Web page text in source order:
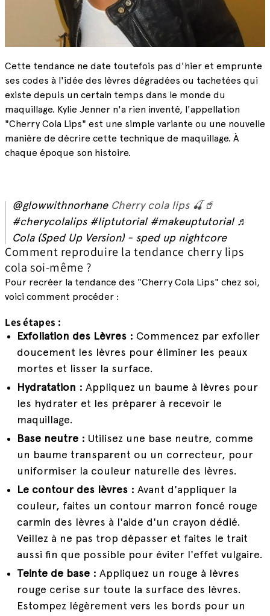
Cette tendance ne date toutefois pas d'hier et emprunte
ses codes à l'idée des lèvres dégradées ou tachetées qui
existe depuis un certain temps dans le monde du
maquillage. Kylie Jenner n'a rien inventé, l'appellation
"Cherry Cola Lips" est une simple variante ou une nouvelle
manière de décrire cette technique de maquillage. À
chaque époque son histoire.
@glowwithnorhaneCherry cola lips 🍒🥤
#cherycolalips #liptutorial #makeuptutorial ♬
Cola (Sped Up Version) - sped up nightcore
Comment reproduire la tendance cherry lips
cola soi-même ?
Pour recréer la tendance des "Cherry Cola Lips" chez soi,
voici comment procéder :
Les étapes :
Exfoliation des Lèvres : Commencez par exfolier
doucement les lèvres pour éliminer les peaux
mortes et lisser la surface.
Hydratation : Appliquez un baume à lèvres pour
les hydrater et les préparer à recevoir le
maquillage.
Base neutre : Utilisez une base neutre, comme
un baume transparent ou un correcteur, pour
uniformiser la couleur naturelle des lèvres.
Le contour des lèvres : Avant d'appliquer la
couleur, faites un contour marron foncé rouge
carmin des lèvres à l'aide d'un crayon dédié.
Veillez à ne pas trop dépasser et faites le trait
aussi fin que possible pour éviter l'effet vulgaire.
Teinte de base : Appliquez un rouge à lèvres
rouge cerise sur toute la surface des lèvres.
Estompez légèrement vers les bords pour un